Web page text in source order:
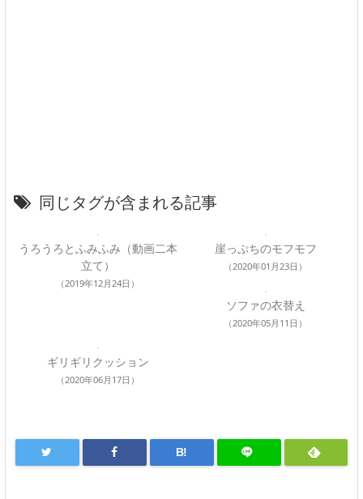
同じタグが含まれる記事
うろうろとふみふみ（動画二本
立て）
（2019年12月24日）
崖っぷちのモフモフ
（2020年01月23日）
ソファの衣替え
（2020年05月11日）
ギリギリクッション
（2020年06月17日）
B!